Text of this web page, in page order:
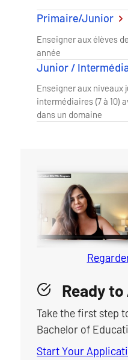
Primaire/Junior
Enseigner aux élèves
année
Junior /
Enseigner aux niveaux
intermédiaires (7 à 10)
dans un domaine
Ready
Take the first step
Bachelor of
Start Your